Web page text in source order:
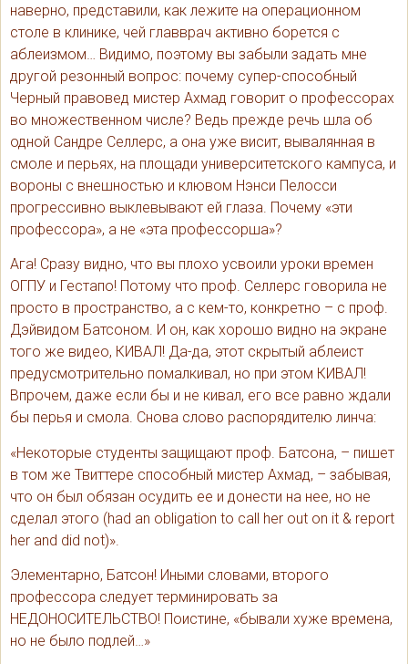
наверно, представили, как лежите на операционном
столе в клинике, чей главврач активно борется с
аблеизмом… Видимо, поэтому вы забыли задать мне
другой резонный вопрос: почему супер-способный
Черный правовед мистер Ахмад говорит о профессорах
во множественном числе? Ведь прежде речь шла об
одной Сандре Селлерс, а она уже висит, вывалянная в
смоле и перьях, на площади университетского кампуса, и
вороны с внешностью и клювом Нэнси Пелосси
прогрессивно выклевывают ей глаза. Почему «эти
профессора», а не «эта профессорша»?
Ага! Сразу видно, что вы плохо усвоили уроки времен
ОГПУ и Гестапо! Потому что проф. Селлерс говорила не
просто в пространство, а с кем-то, конкретно – с проф.
Дэйвидом Батсоном. И он, как хорошо видно на экране
того же видео, КИВАЛ! Да-да, этот скрытый аблеист
предусмотрительно помалкивал, но при этом КИВАЛ!
Впрочем, даже если бы и не кивал, его все равно ждали
бы перья и смола. Снова слово распорядителю линча:
«Некоторые студенты защищают проф. Батсона, – пишет
в том же Твиттере способный мистер Ахмад, – забывая,
что он был обязан осудить ее и донести на нее, но не
сделал этого (had an obligation to call her out on it & report
her and did not)».
Элементарно, Батсон! Иными словами, второго
профессора следует терминировать за
НЕДОНОСИТЕЛЬСТВО! Поистине, «бывали хуже времена,
но не было подлей…»